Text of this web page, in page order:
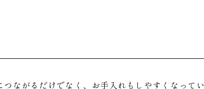
ながるだけでなく、お手入れもしやすくなってい